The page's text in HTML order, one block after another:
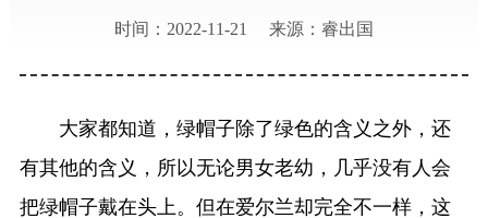
时间：2022-11-21 来源：睿出国
大家都知道，绿帽子除了绿色的含义之外，还
有其他的含义，所以无论男女老幼，几乎没有人会
把绿帽子戴在头上。但在爱尔兰却完全不一样，这